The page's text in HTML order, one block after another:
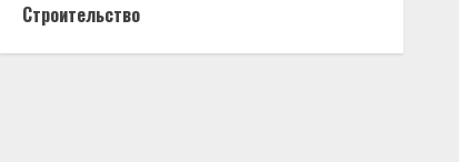
Строительство